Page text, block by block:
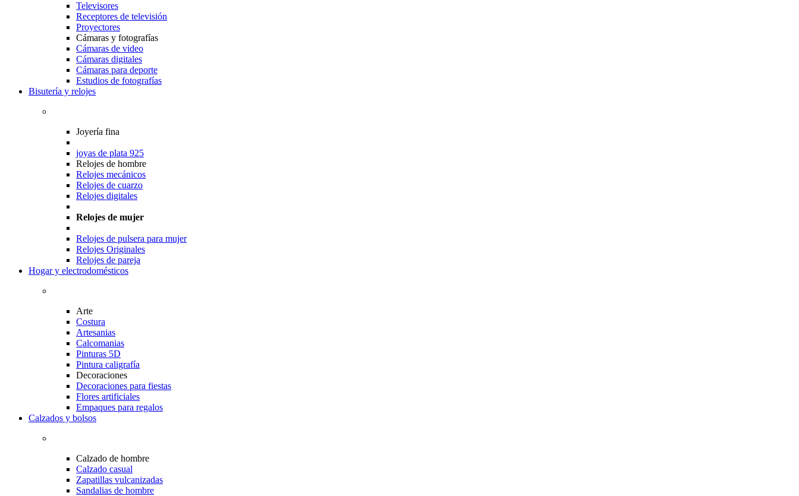
Televisores
Receptores de televisión
Proyectores
Cámaras y fotografías
Cámaras de video
Cámaras digitales
Cámaras para deporte
Estudios de fotografías
Bisutería y relojes
Joyería fina
joyas de plata 925
Relojes de hombre
Relojes mecánicos
Relojes de cuarzo
Relojes digitales
Relojes de mujer
Relojes de pulsera para mujer
Relojes Originales
Relojes de pareja
Hogar y electrodomésticos
Arte
Costura
Artesanias
Calcomanias
Pinturas 5D
Pintura caligrafía
Decoraciones
Decoraciones para fiestas
Flores artificiales
Empaques para regalos
Calzados y bolsos
Calzado de hombre
Calzado casual
Zapatillas vulcanizadas
Sandalias de hombre